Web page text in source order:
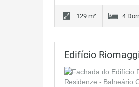
129 m² 4
Edifício